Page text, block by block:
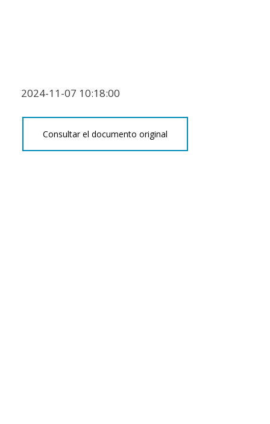
2024-11-07 10:18:00
Consultar el documento original